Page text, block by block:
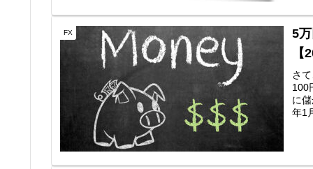
FX
5
さ
100
に
年1